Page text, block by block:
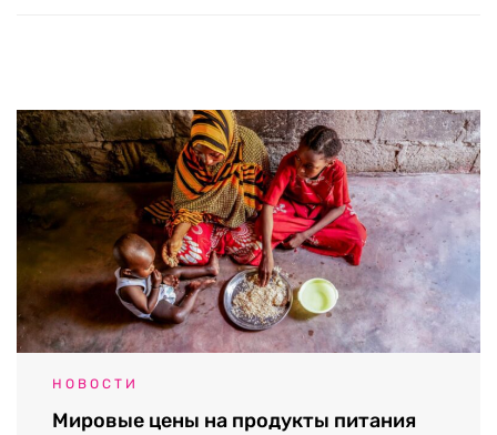
НОВОСТИ
Мировые цены на продукты питания